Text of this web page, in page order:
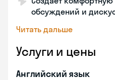
обсуждений и
Читать дальше
Услуги и цены
Английский язык